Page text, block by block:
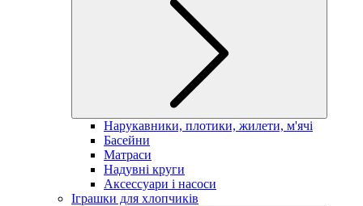
Нарукавники, плотики, жилети, м'ячі
Басейни
Матраси
Надувні круги
Аксессуари і насоси
Іграшки для хлопчиків